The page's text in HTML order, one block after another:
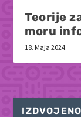
Teorije
moru
18. Maja 2024.
IZDVOJENO